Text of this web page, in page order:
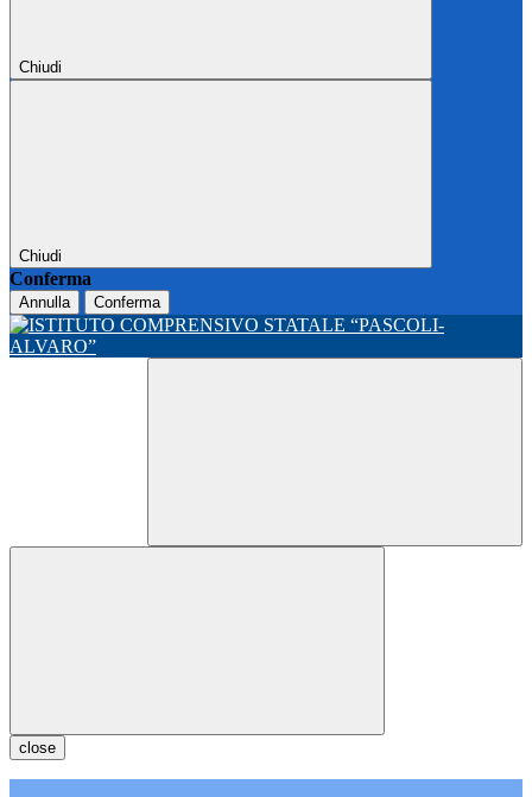
Chiudi
Chiudi
Conferma
Annulla Conferma
close